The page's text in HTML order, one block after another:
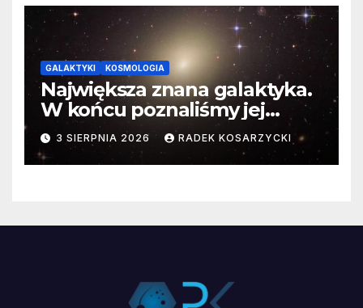
GALAKTYKI KOSMOLOGIA
Największa znana galaktyka.
W końcu poznaliśmy jej
faktyczne wymiary
3 SIERPNIA 2026 RADEK KOSARZYCKI